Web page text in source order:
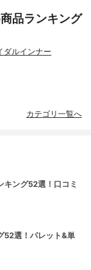
品ランキング
ダルインナー
カテゴリ一覧へ
キング52選！口コミ
52選！パレット&単